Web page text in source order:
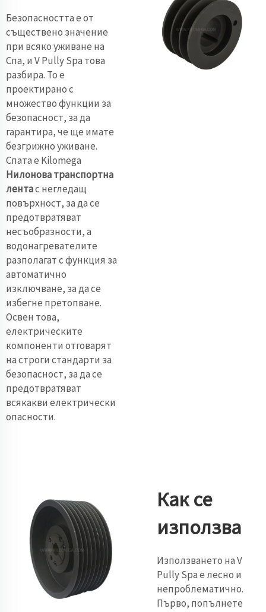
Безопасността е от
съществено значение
при всяко уживане на
Спа, и V Pully Spa това
разбира. То е
проектирано с
множество функции за
безопасност, за да
гарантира, че ще имате
безгрижно уживане.
Спата е Kilomega
Нилонова транспортна
лентас негледащ
повърхност, за да се
предотвратяват
несъобразности, а
водонагревателите
разполагат с функция за
автоматично
изключване, за да се
избегне претопване.
Освен това,
електрическите
компоненти отговарят
на строги стандарти за
безопасност, за да се
предотвратяват
всякакви електрически
опасности.
Как се
използва
Използването на V
Pully Spa е лесно и
непроблематично.
Първо, попълнете